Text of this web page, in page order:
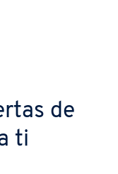
de
ti